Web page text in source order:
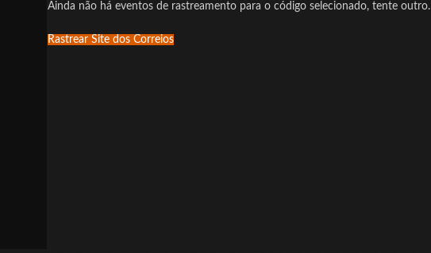
Ainda não há eventos de rastreamento para o código selecionado, tente outro.
Rastrear Site dos Correios